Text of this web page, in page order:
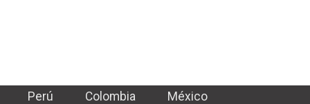
Perú Colombia México